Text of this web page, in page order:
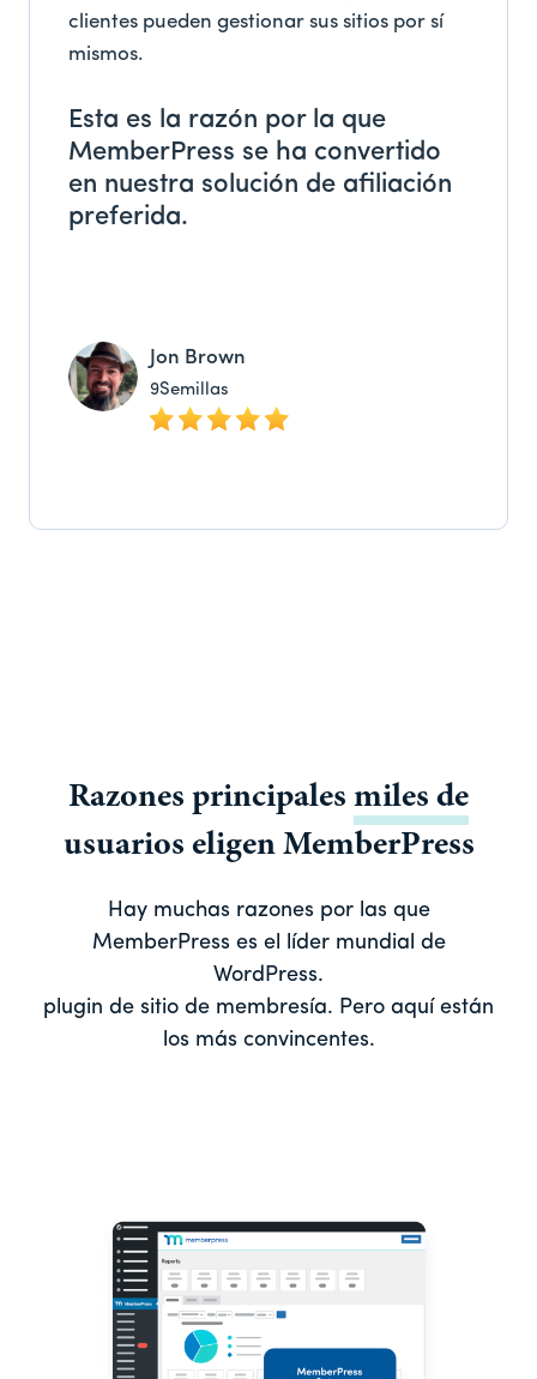
clientes pueden gestionar sus sitios por sí
mismos.
Esta es la razón por la que
MemberPress se ha convertido
en nuestra solución de afiliación
preferida.
Jon Brown
9Semillas
Razones principales miles de
usuarios eligen MemberPress
Hay muchas razones por las que
MemberPress es el líder mundial de
WordPress.
plugin de sitio de membresía. Pero aquí están
los más convincentes.